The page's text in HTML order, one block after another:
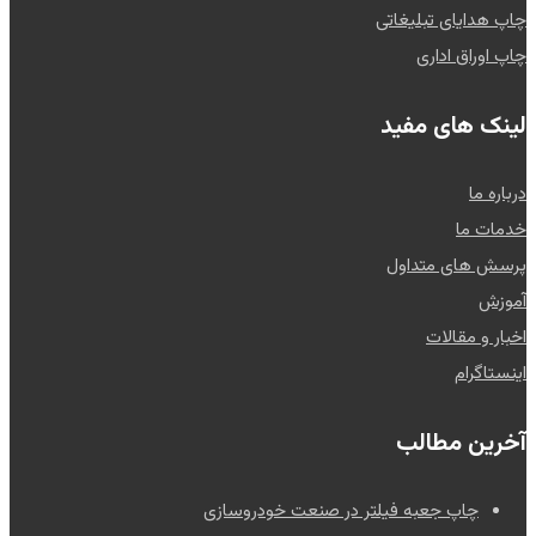
چاپ هدایای تبلیغاتی
چاپ اوراق اداری
لینک های مفید
درباره ما
خدمات ما
پرسش های متداول
آموزش
اخبار و مقالات
اینستاگرام
آخرین مطالب
چاپ جعبه فیلتر در صنعت خودروسازی